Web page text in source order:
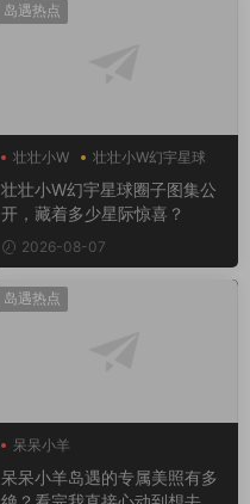
岛遇热点
壮壮小W 壮壮小W幻宇星球
壮壮小W幻宇星球圈子图集公
开，藏着多少星际惊喜？
2026-08-07
岛遇热点
呆呆小羊
呆呆小羊岛遇的专属美照有多